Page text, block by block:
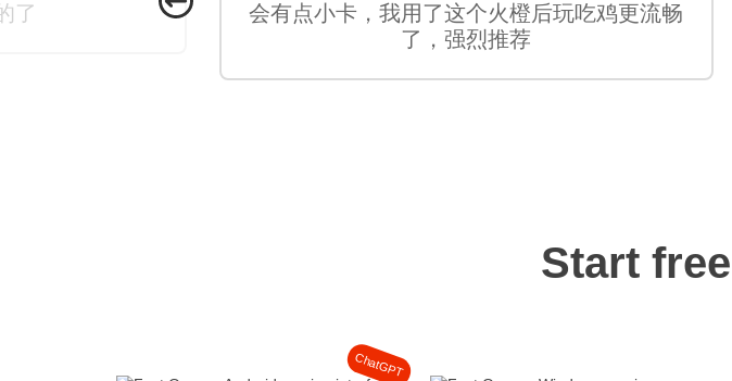
了
会有点小卡，我用了这个火橙后玩吃鸡更流畅
了，强烈推荐
Start
ChatGPT